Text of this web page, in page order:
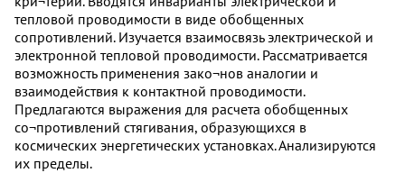
тепловой проводимости в виде обобщенных
сопротивлений. Изучается взаимосвязь электрической и
электронной тепловой проводимости. Рассматривается
возможность применения зако¬нов аналогии и
взаимодействия к контактной проводимости.
Предлагаются выражения для расчета обобщенных
со¬противлений стягивания, образующихся в
космических энергетических установках. Анализируются
их пределы.